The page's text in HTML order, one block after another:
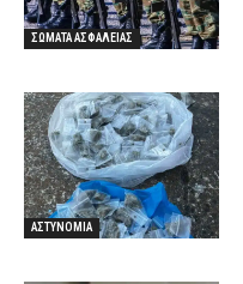
ΣΩΜΑΤΑ ΑΣΦΑΛΕΙΑΣ
ΑΣΤΥΝΟΜΙΑ